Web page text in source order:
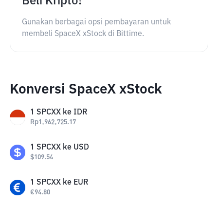
Gunakan berbagai opsi pembayaran untuk
membeli SpaceX xStock di Bittime.
Konversi SpaceX xStock
1 SPCXX ke IDR
Rp1,962,725.17
1 SPCXX ke USD
$109.54
1 SPCXX ke EUR
€94.80